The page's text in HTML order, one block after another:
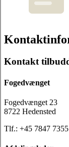
Kontakt
Fogedvænget
Fogedvænget 23
8722 Hedensted
Tlf.: +45 7847 7355